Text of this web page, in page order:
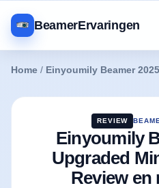
BeamerErvaringen
Home / Einyoumily Beamer
REVIEW
Einyoumily
Upgraded
Review en